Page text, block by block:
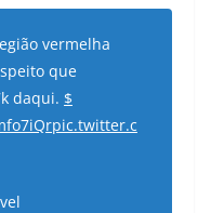
vermelha
que
daqui. $
pic.twitter.c